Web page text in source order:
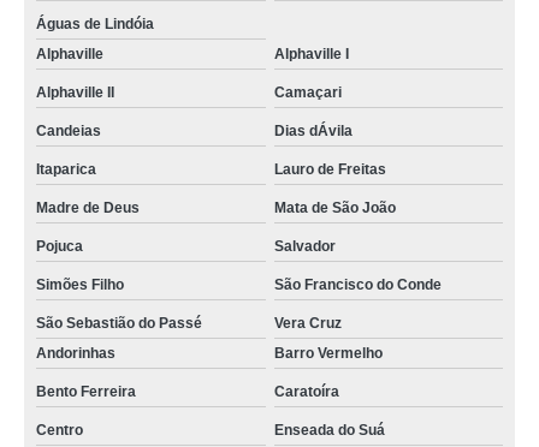
Águas de Lindóia
Alphaville
Alphaville I
Alphaville II Camaçari
Candeias Dias dÁvila
Itaparica Lauro de Freitas
Madre de Deus Mata de São João
Pojuca Salvador
Simões Filho São Francisco do Conde
São Sebastião do Passé
Vera Cruz
Andorinhas
Barro Vermelho
Bento Ferreira Caratoíra
Centro Enseada do Suá